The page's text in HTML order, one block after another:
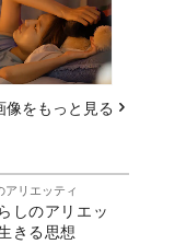
像をもっと見る
アリエッティ
しのアリエッ
きる思想